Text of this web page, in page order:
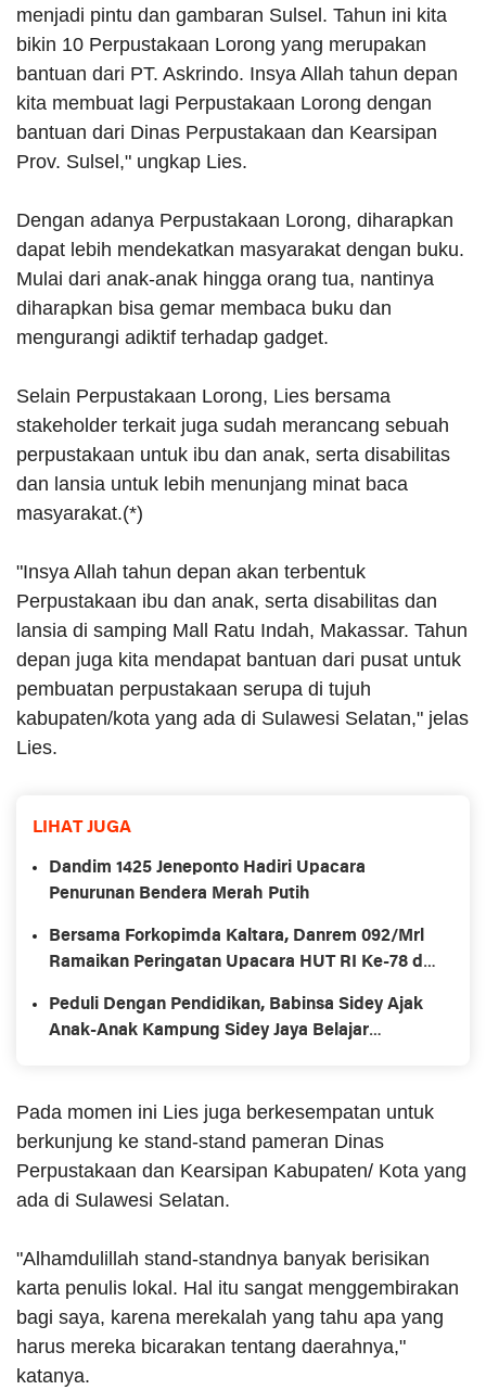
menjadi pintu dan gambaran Sulsel. Tahun ini kita
bikin 10 Perpustakaan Lorong yang merupakan
bantuan dari PT. Askrindo. Insya Allah tahun depan
kita membuat lagi Perpustakaan Lorong dengan
bantuan dari Dinas Perpustakaan dan Kearsipan
Prov. Sulsel," ungkap Lies.
Dengan adanya Perpustakaan Lorong, diharapkan
dapat lebih mendekatkan masyarakat dengan buku.
Mulai dari anak-anak hingga orang tua, nantinya
diharapkan bisa gemar membaca buku dan
mengurangi adiktif terhadap gadget.
Selain Perpustakaan Lorong, Lies bersama
stakeholder terkait juga sudah merancang sebuah
perpustakaan untuk ibu dan anak, serta disabilitas
dan lansia untuk lebih menunjang minat baca
masyarakat.(*)
"Insya Allah tahun depan akan terbentuk
Perpustakaan ibu dan anak, serta disabilitas dan
lansia di samping Mall Ratu Indah, Makassar. Tahun
depan juga kita mendapat bantuan dari pusat untuk
pembuatan perpustakaan serupa di tujuh
kabupaten/kota yang ada di Sulawesi Selatan," jelas
Lies.
LIHAT JUGA
Dandim 1425 Jeneponto Hadiri Upacara
Penurunan Bendera Merah Putih
Bersama Forkopimda Kaltara, Danrem 092/Mrl
Ramaikan Peringatan Upacara HUT RI Ke-78 di
Peduli Dengan Pendidikan, Babinsa Sidey Ajak
Anak-Anak Kampung Sidey Jaya Belajar
Pada momen ini Lies juga berkesempatan untuk
berkunjung ke stand-stand pameran Dinas
Perpustakaan dan Kearsipan Kabupaten/ Kota yang
ada di Sulawesi Selatan.
"Alhamdulillah stand-standnya banyak berisikan
karta penulis lokal. Hal itu sangat menggembirakan
bagi saya, karena merekalah yang tahu apa yang
harus mereka bicarakan tentang daerahnya,"
katanya.